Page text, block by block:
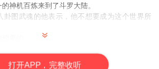
神机百炼来到了斗罗大陆。
卦图武魂的他表示，他不想要成为这个世界所
打开APP，完整收听